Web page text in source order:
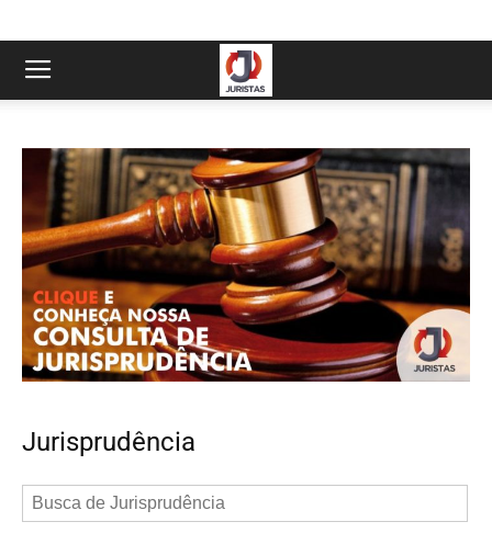
Jurisprudência